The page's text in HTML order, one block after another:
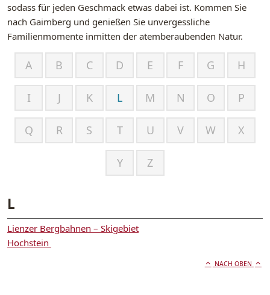
sodass für jeden Geschmack etwas dabei ist. Kommen Sie
nach Gaimberg und genießen Sie unvergessliche
Familienmomente inmitten der atemberaubenden Natur.
A B C D E F G H
I J K L M N O P
Q R S T U V W X
Y Z
L
Lienzer Bergbahnen – Skigebiet
Hochstein
NACH OBEN